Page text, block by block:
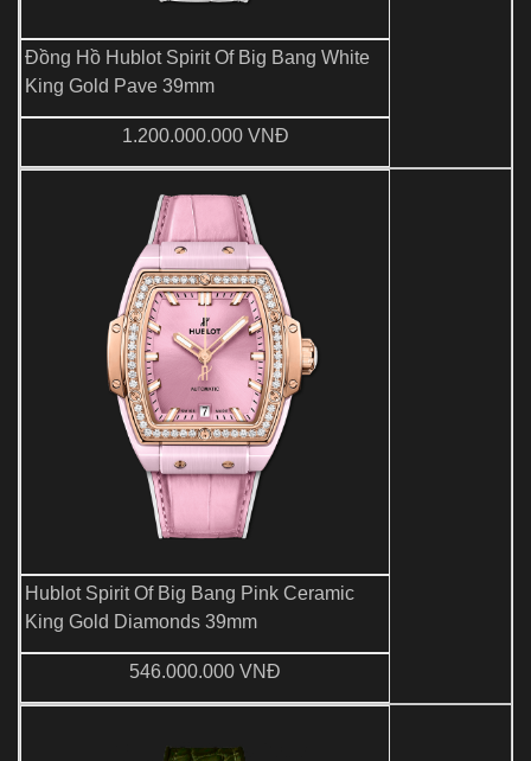
Đồng Hồ Hublot Spirit Of Big Bang White
King Gold Pave 39mm
1.200.000.000 VNĐ
Hublot Spirit Of Big Bang Pink Ceramic
King Gold Diamonds 39mm
546.000.000 VNĐ